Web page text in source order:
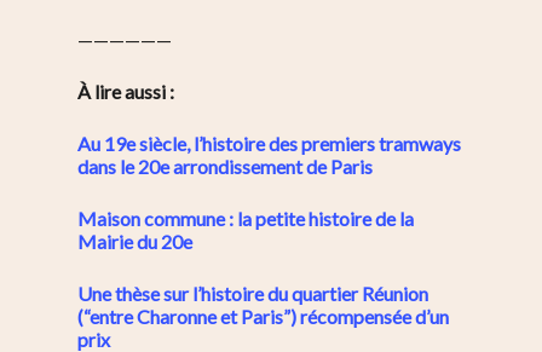
——————
À lire aussi :
Au 19e siècle, l’histoire des premiers tramways
dans le 20e arrondissement de Paris
Maison commune : la petite histoire de la
Mairie du 20e
Une thèse sur l’histoire du quartier Réunion
(“entre Charonne et Paris”) récompensée d’un
prix